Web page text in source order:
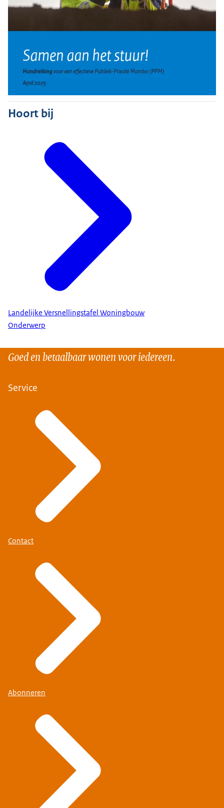
Hoort bij
Landelijke Versnellingstafel Woningbouw
Onderwerp
Goed en betaalbaar wonen voor iedereen.
Service
Contact
Abonneren